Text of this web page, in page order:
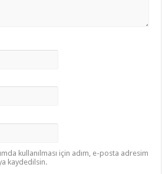
kullanılması için adım, e-posta adresim
kaydedilsin.